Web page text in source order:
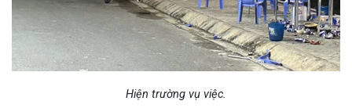
Hiện trường vụ việc.